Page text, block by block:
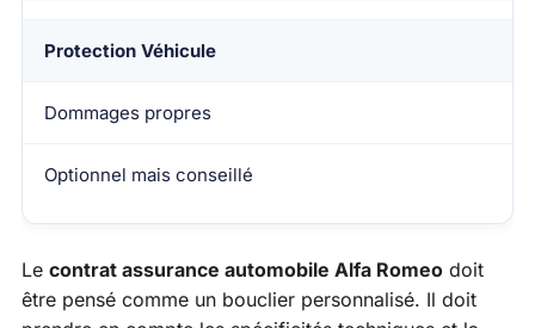
Protection Véhicule
Dommages propres
Optionnel mais conseillé
Le contrat assurance automobile Alfa Romeo doit
être pensé comme un bouclier personnalisé. Il doit